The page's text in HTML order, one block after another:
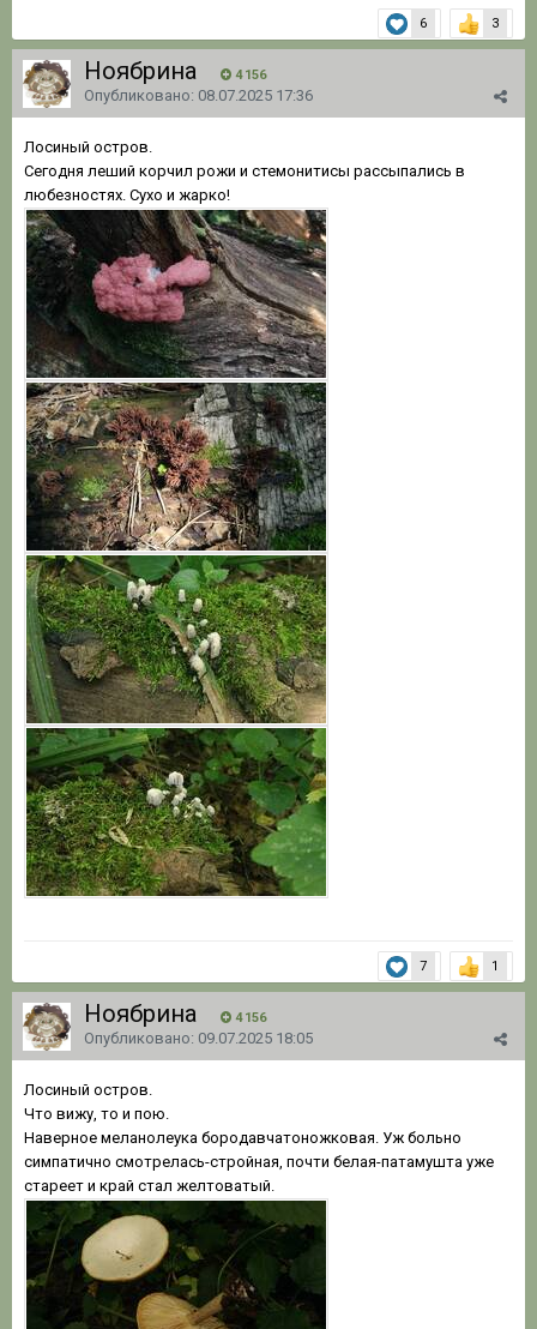
6 3
Ноябрина 4 156
Опубликовано: 08.07.2025 17:36
Лосиный остров.
Сегодня леший корчил рожи и стемонитисы рассыпались в
любезностях. Сухо и жарко!
7 1
Ноябрина 4 156
Опубликовано: 09.07.2025 18:05
Лосиный остров.
Что вижу, то и пою.
Наверное меланолеука бородавчатоножковая. Уж больно
симпатично смотрелась-стройная, почти белая-патамушта уже
стареет и край стал желтоватый.